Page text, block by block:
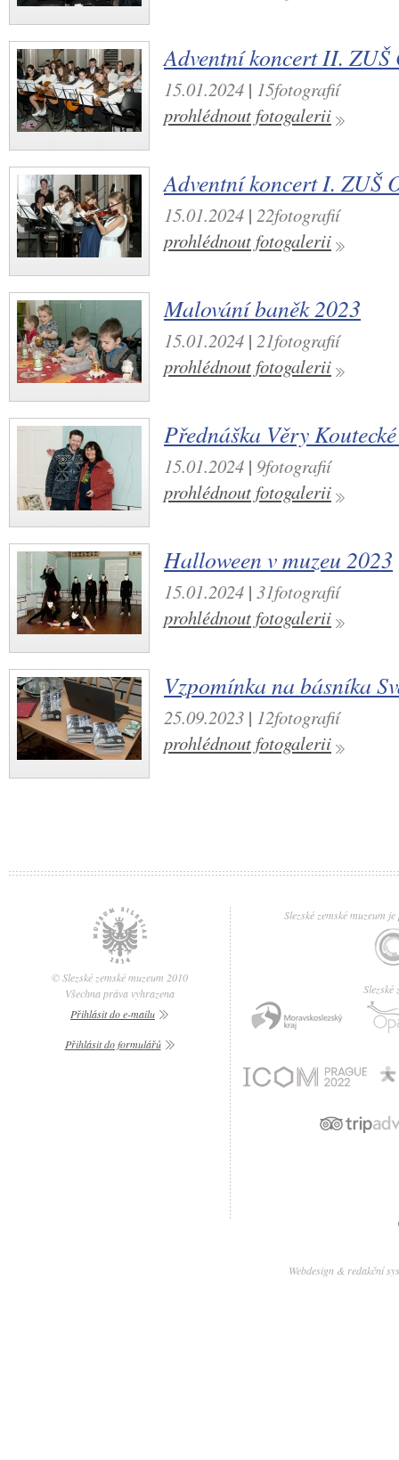
Adventní koncert II. ZUŠ
15.01.2024 | 15fotografií
prohlédnout fotogalerii
Adventní koncert I. ZUŠ
15.01.2024 | 22fotografií
prohlédnout fotogalerii
Malování baněk 2023
15.01.2024 | 21fotografií
prohlédnout fotogalerii
Přednáška Věry
15.01.2024 | 9fotografií
prohlédnout fotogalerii
Halloween v muzeu 2023
15.01.2024 | 31fotografií
prohlédnout fotogalerii
Vzpomínka na básníka
25.09.2023 | 12fotografií
prohlédnout fotogalerii
Slezské zemské muzeum
Slezské
© Slezské zemské muzeum 2010
Všechna práva vyhrazena
Přihlásit do e-mailu
Přihlásit do formulářů
Webdesign & redakční